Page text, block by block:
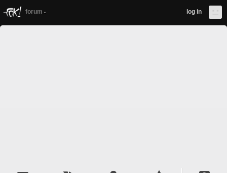
forum log in